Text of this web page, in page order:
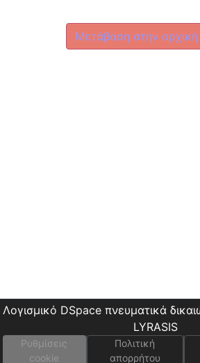
Μετάβαση στην αρχική
Λογισμικό DSpace πνευματικά
LYRASIS
Ρυθμίσεις
cookie
Πολιτική
απορρήτου